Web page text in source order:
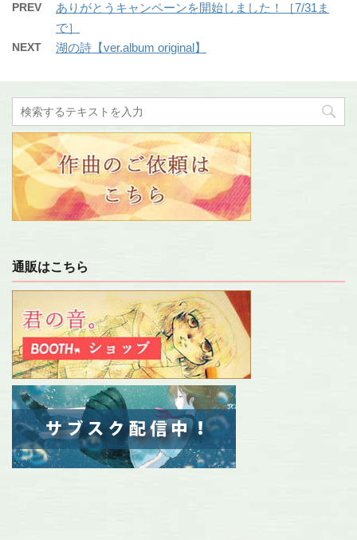
PREV
ありがとうキャンペーンを開始しました！［7/31ま
で］
NEXT 湖の詩【ver.album original】
通販はこちら